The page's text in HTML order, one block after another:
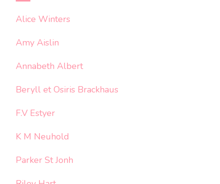
Alice Winters
Amy Aislin
Annabeth Albert
Beryll et Osiris Brackhaus
F.V Estyer
K M Neuhold
Parker St Jonh